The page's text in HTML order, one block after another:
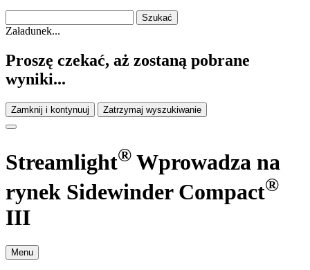
Załadunek...
Proszę czekać, aż zostaną pobrane
wyniki...
Zamknij i kontynuuj Zatrzymaj wyszukiwanie
Streamlight® Wprowadza na
rynek Sidewinder Compact®
III
Menu